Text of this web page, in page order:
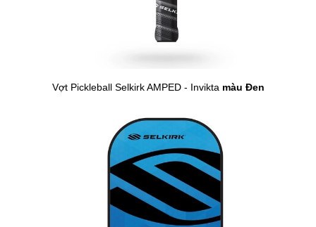
Vợt Pickleball Selkirk AMPED - Invikta màu Đen